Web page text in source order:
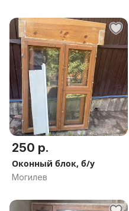
250 р.
Оконный блок, б/у
Могилев